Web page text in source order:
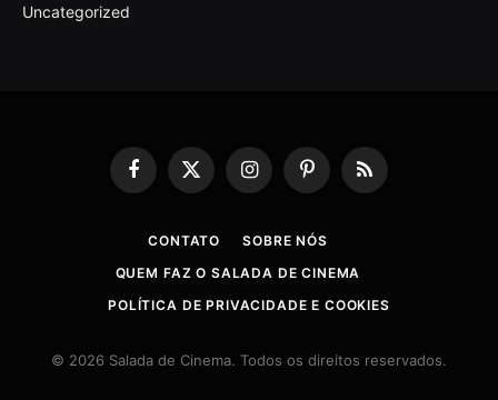
Uncategorized
Facebook
X
(Twitter)
InstagramPinterestRSS
CONTATO
SOBRE NÓS
QUEM FAZ O SALADA DE CINEMA
POLÍTICA DE PRIVACIDADE E COOKIES
© 2026 Salada de Cinema. Todos os direitos reservados.